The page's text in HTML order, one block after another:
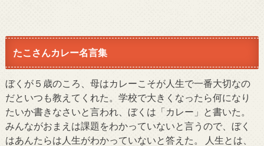
たこさんカレー名言集
ぼくが５歳のころ、母はカレーこそが人生で一番大切なの
だといつも教えてくれた。学校で大きくなったら何になり
たいか書きなさいと言われ、ぼくは「カレー」と書いた。
みんながおまえは課題をわかっていないと言うので、ぼく
はあんたらは人生がわかっていないと答えた。 人生とは、